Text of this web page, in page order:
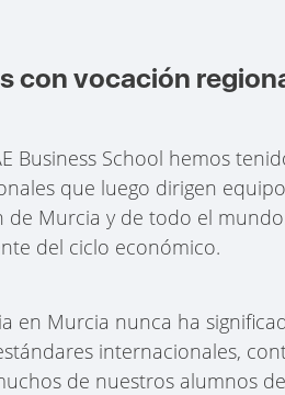
con vocación
Business School hemos
que luego dirigen
de Murcia y de todo el
del ciclo económico.
en Murcia nunca ha
internacionales,
de nuestros alumnos